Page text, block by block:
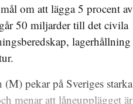
om att lägga 5 procent av
50 miljarder till det civila
lagerhållning
pekar på Sveriges starka
menar att låneupplägget är